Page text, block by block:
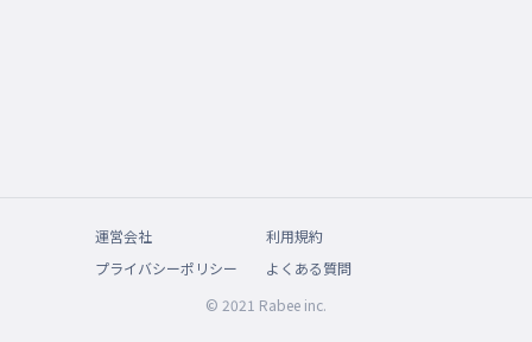
運営会社
利用規約
プライバシーポリシー
よくある質問
© 2021 Rabee inc.